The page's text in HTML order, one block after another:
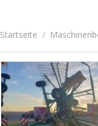
Startseite